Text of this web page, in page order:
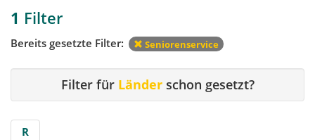
1 Filter
Bereits gesetzte Filter: Seniorenservice
Filter für Länderschon gesetzt?
R